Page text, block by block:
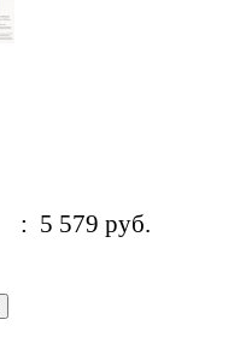
: 5 579 руб.